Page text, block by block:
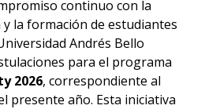
continuo con la
y la formación de estudiantes
Andrés Bello
para el programa
2026, correspondiente al
presente año. Esta iniciativa